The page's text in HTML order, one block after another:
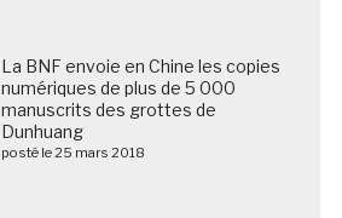
La BNF envoie en Chine les copies
numériques de plus de 5 000
manuscrits des grottes de
Dunhuang
posté le 25 mars 2018